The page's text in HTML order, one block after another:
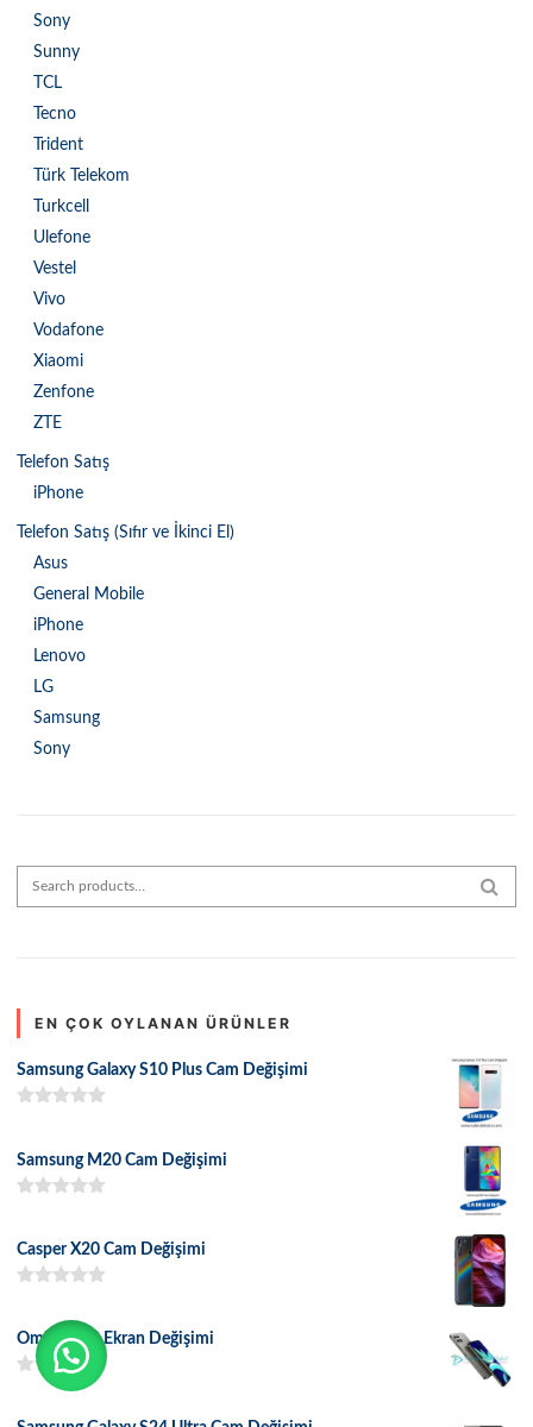
Sony
Sunny
TCL
Tecno
Trident
Türk Telekom
Turkcell
Ulefone
Vestel
Vivo
Vodafone
Xiaomi
Zenfone
ZTE
Telefon Satış
iPhone
Telefon Satış (Sıfır ve İkinci El)
Asus
General Mobile
iPhone
Lenovo
LG
Samsung
Sony
Search for:
EN ÇOK OYLANAN ÜRÜNLER
Samsung Galaxy S10 Plus Cam Değişimi
Samsung M20 Cam Değişimi
Casper X20 Cam Değişimi
Omix X600 Ekran Değişimi
5 üzerinden